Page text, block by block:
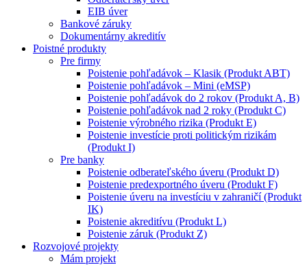
EIB úver
Bankové záruky
Dokumentárny akreditív
Poistné produkty
Pre firmy
Poistenie pohľadávok – Klasik (Produkt ABT)
Poistenie pohľadávok – Mini (eMSP)
Poistenie pohľadávok do 2 rokov (Produkt A, B)
Poistenie pohľadávok nad 2 roky (Produkt C)
Poistenie výrobného rizika (Produkt E)
Poistenie investície proti politickým rizikám
(Produkt I)
Pre banky
Poistenie odberateľského úveru (Produkt D)
Poistenie predexportného úveru (Produkt F)
Poistenie úveru na investíciu v zahraničí (Produkt
IK)
Poistenie akreditívu (Produkt L)
Poistenie záruk (Produkt Z)
Rozvojové projekty
Mám projekt